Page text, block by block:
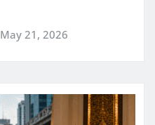
May 21, 2026